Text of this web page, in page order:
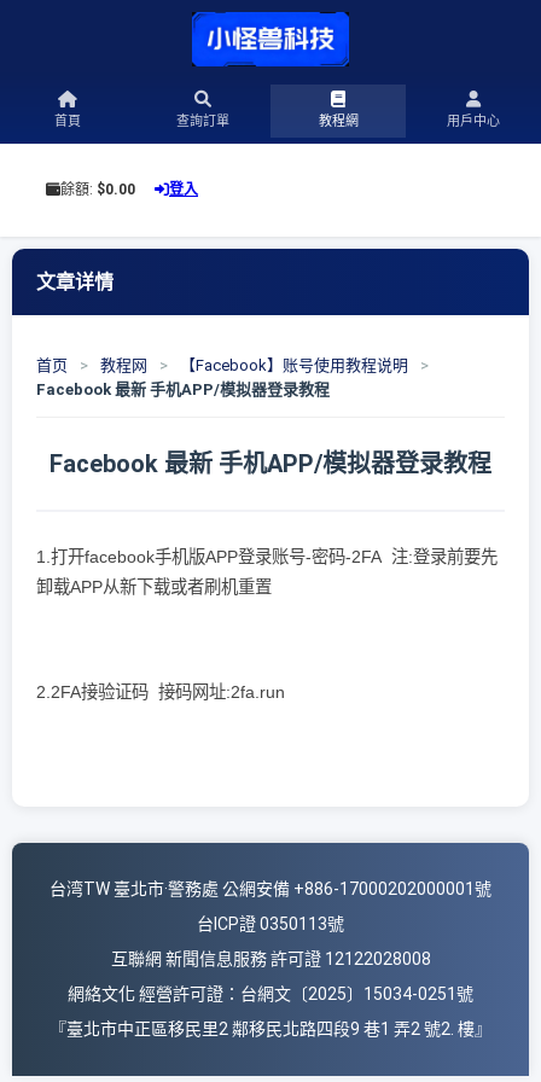
首頁 查詢訂單 教程網 用戶中心
餘額: $0.00 登入
文章详情
首页 > 教程网 > 【Facebook】账号使用教程说明
>
Facebook 最新 手机APP/模拟器登录教程
Facebook 最新 手机APP/模拟器登录教程
1.打开facebook手机版APP登录账号-密码-2FA 注:登录前要先
卸载APP从新下载或者刷机重置
2.2FA接验证码 接码网址:2fa.run
台湾TW 臺北市·警務處 公網安備 +886-17000202000001號
台ICP證 0350113號
互聯網 新聞信息服務 許可證 12122028008
網絡文化 經營許可證：台網文〔2025〕15034-0251號
『臺北市中正區移民里2 鄰移民北路四段9 巷1 弄2 號2. 樓』